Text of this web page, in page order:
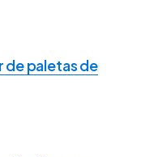
de paletas de